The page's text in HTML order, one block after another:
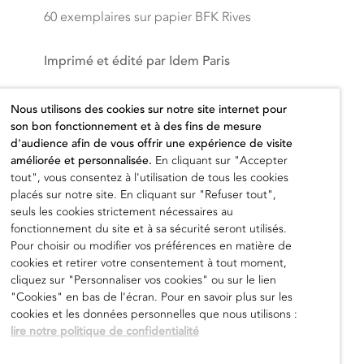
60 exemplaires sur papier BFK Rives
Imprimé et édité par Idem Paris
Prix hors taxes
180,00€
Ajouter au panier
Nous utilisons des cookies sur notre site internet pour
son bon fonctionnement et à des fins de mesure
d'audience afin de vous offrir une expérience de visite
améliorée et personnalisée. En cliquant sur "Accepter
tout", vous consentez à l'utilisation de tous les cookies
placés sur notre site. En cliquant sur "Refuser tout",
seuls les cookies strictement nécessaires au
fonctionnement du site et à sa sécurité seront utilisés.
Pour choisir ou modifier vos préférences en matière de
cookies et retirer votre consentement à tout moment,
cliquez sur "Personnaliser vos cookies" ou sur le lien
"Cookies" en bas de l'écran. Pour en savoir plus sur les
cookies et les données personnelles que nous utilisons :
lire notre politique de confidentialité